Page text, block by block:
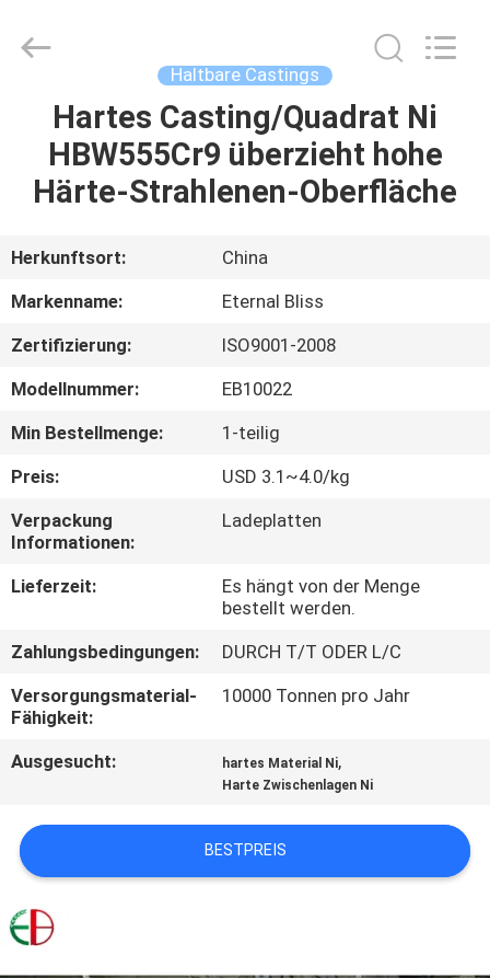
HAUS
PRODUKTE
VIDEOS
UNS
FABRIK-
AUSFLUG
QUALITÄTSKONTROLLE
SIE
MIT
UNS
IN
NACHRICHTEN
FORDERN
Forging
Co.,LTD..
Haltbare Castings
Hartes Casting/Quadrat Ni
HBW555Cr9 überzieht hohe
Härte-Strahlenen-Oberfläche
Herkunftsort:
China
Markenname:
Eternal Bliss
Zertifizierung:
ISO9001-2008
Modellnummer:
EB10022
Min Bestellmenge:
1-teilig
Preis:
USD 3.1~4.0/kg
Verpackung
Informationen:
Ladeplatten
Lieferzeit:
Es hängt von der Menge
bestellt werden.
Zahlungsbedingungen:
DURCH T/T ODER L/C
Versorgungsmaterial-
Fähigkeit:
10000 Tonnen pro Jahr
Ausgesucht: hartes Material Ni,
Harte Zwischenlagen Ni
BESTPREIS